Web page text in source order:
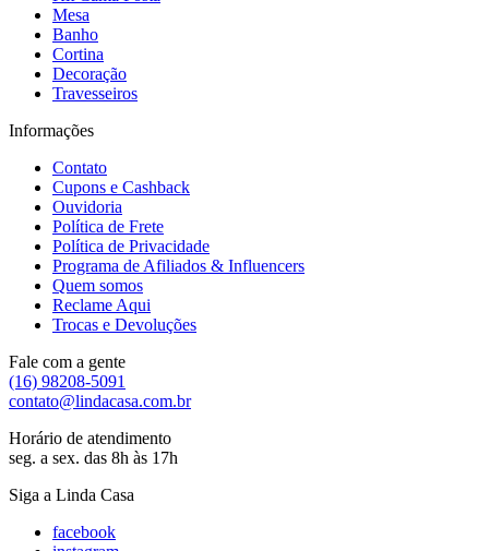
Mesa
Banho
Cortina
Decoração
Travesseiros
Informações
Contato
Cupons e Cashback
Ouvidoria
Política de Frete
Política de Privacidade
Programa de Afiliados & Influencers
Quem somos
Reclame Aqui
Trocas e Devoluções
Fale com a gente
(16) 98208-5091
contato@lindacasa.com.br
Horário de atendimento
seg. a sex. das 8h às 17h
Siga a Linda Casa
facebook